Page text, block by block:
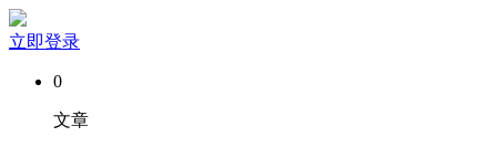
立即登录
0
文章